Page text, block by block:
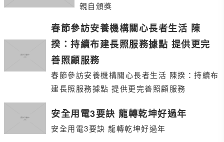
親自頒獎
春節參訪安養機構關心長者生活 陳
揆：持續布建長照服務據點 提供更完
善照顧服務
春節參訪安養機構關心長者生活 陳揆：持續布
建長照服務據點 提供更完善照顧服務
安全用電3要訣 龍轉乾坤好過年
安全用電3要訣 龍轉乾坤好過年